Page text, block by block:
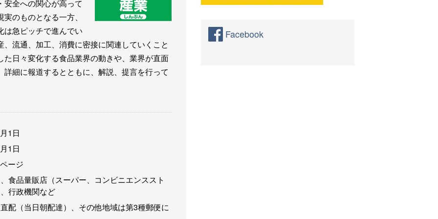
安全への関心が高って
のものとなる一方、
は急ピッチで進んでい
流通、加工、消費に密接に関連していくこと
日々変化する食品業界の動きや、業界が直面
細に報道するとともに、解説、提言を行って
1日
1日
ージ
食品量販店（スーパー、コンビニエンススト
行政機関など
配（当日朝配達）、その他地域は第3種郵便に
Facebook